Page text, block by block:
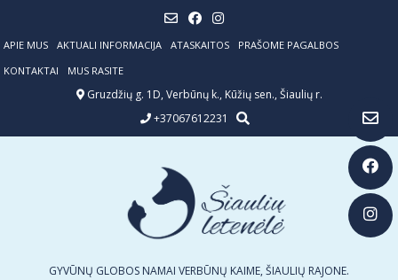
content
APIE MUS AKTUALI INFORMACIJA ATASKAITOS
PRAŠOME PAGALBOS
KONTAKTAI
MUS RASITE
Gruzdžių g. 1D, Verbūnų k., Kūžių sen., Šiaulių r.
+37067612231
GYVŪNŲ GLOBOS NAMAI VERBŪNŲ KAIME, ŠIAULIŲ RAJONE.